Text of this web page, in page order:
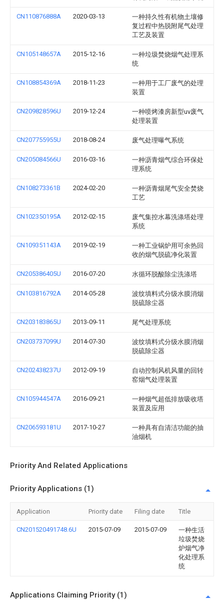
CN110876888A 2020-03-13
一种持久性有机物土壤修
复过程中热脱附尾气处理
工艺及装置
CN105148657A 2015-12-16
一种垃圾焚烧烟气处理系
统
CN108854369A 2018-11-23
一种用于工厂废气的处理
装置
CN209828596U 2019-12-24
一种喷烤漆房新型uv废气
处理装置
CN207755955U 2018-08-24 废气处理曝气系统
CN205084566U 2016-03-16
一种沥青烟气综合环保处
理系统
CN108273361B 2024-02-20
一种沥青烟尾气安全焚烧
工艺
CN102350195A 2012-02-15
废气集控水幕洗涤塔处理
系统
CN109351143A 2019-02-19
一种工业锅炉用可余热回
收的烟气脱硫净化装置
CN205386405U 2016-07-20 水循环脱酸除尘洗涤塔
CN103816792A 2014-05-28
波纹填料式分级水膜消烟
脱硫除尘器
CN203183865U 2013-09-11 尾气处理系统
CN203737099U 2014-07-30
波纹填料式分级水膜消烟
脱硫除尘器
CN202438237U 2012-09-19
自动控制风机风量的回转
窑烟气处理装置
CN105944547A 2016-09-21
一种烟气超低排放吸收塔
装置及应用
CN206593181U 2017-10-27
一种具有自清洁功能的抽
油烟机
Priority And Related Applications
Priority Applications (1)
Application Priority date Filing date Title
CN201520491748.6U 2015-07-09 2015-07-09
一种生活
垃圾焚烧
炉烟气净
化处理系
统
Applications Claiming Priority (1)